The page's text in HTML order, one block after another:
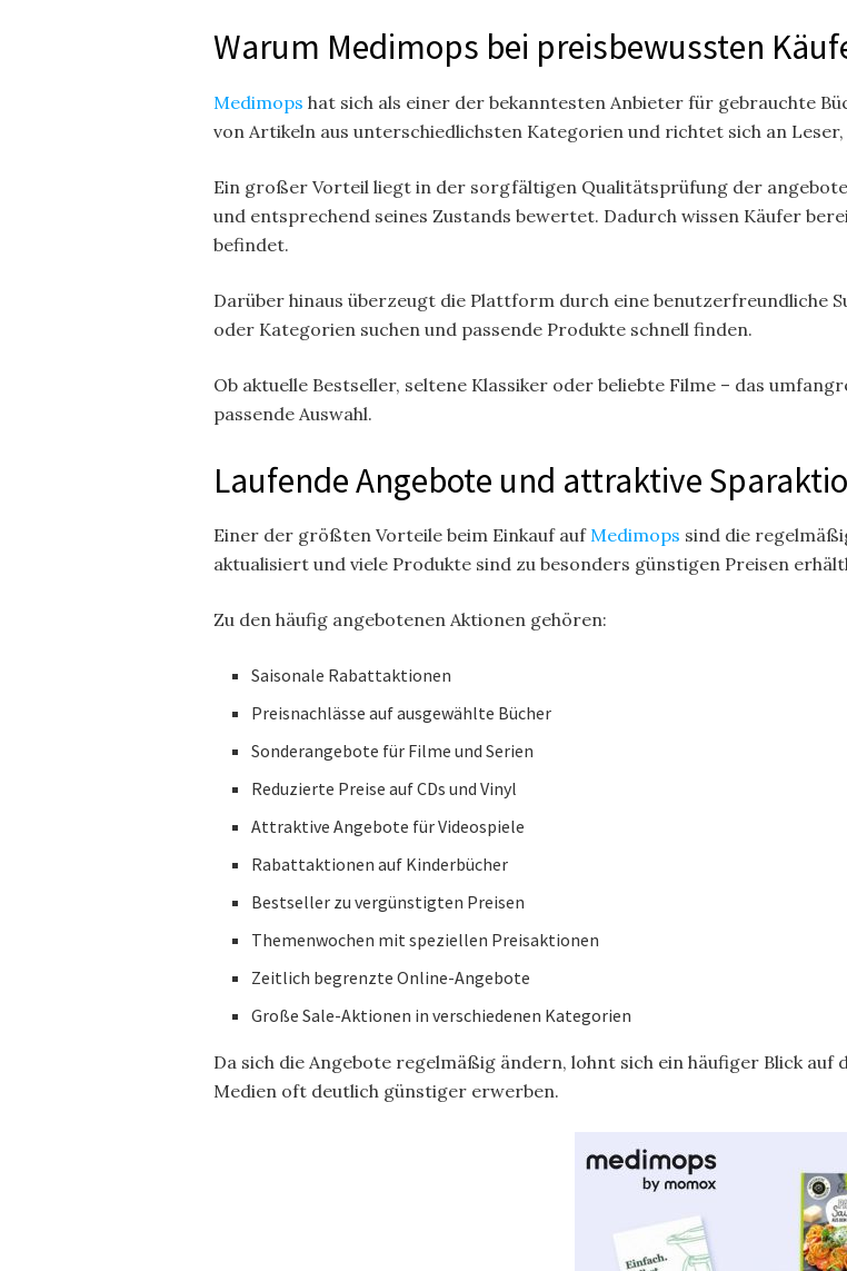
Warum Medimops bei preisbewussten
Medimops hat sich als einer der bekanntesten Anbieter für gebrauchte
von Artikeln aus unterschiedlichsten Kategorien und richtet sich an
Ein großer Vorteil liegt in der sorgfältigen Qualitätsprüfung der
und entsprechend seines Zustands bewertet. Dadurch wissen Käufer
befindet.
Darüber hinaus überzeugt die Plattform durch eine benutzerfreundliche
oder Kategorien suchen und passende Produkte schnell finden.
Ob aktuelle Bestseller, seltene Klassiker oder beliebte Filme – das
passende Auswahl.
Laufende Angebote und attraktive
Einer der größten Vorteile beim Einkauf aufMedimops sind die
aktualisiert und viele Produkte sind zu besonders günstigen Preisen
Zu den häufig angebotenen Aktionen gehören:
Saisonale Rabattaktionen
Preisnachlässe auf ausgewählte Bücher
Sonderangebote für Filme und Serien
Reduzierte Preise auf CDs und Vinyl
Attraktive Angebote für Videospiele
Rabattaktionen auf Kinderbücher
Bestseller zu vergünstigten Preisen
Themenwochen mit speziellen Preisaktionen
Zeitlich begrenzte Online-Angebote
Große Sale-Aktionen in verschiedenen Kategorien
Da sich die Angebote regelmäßig ändern, lohnt sich ein häufiger Blick auf
Medien oft deutlich günstiger erwerben.